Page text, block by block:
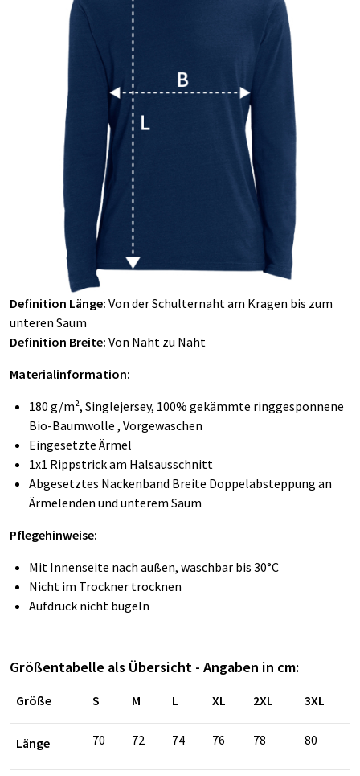
Definition Länge: Von der Schulternaht am Kragen bis zum
unteren Saum
Definition Breite: Von Naht zu Naht
Materialinformation:
180 g/m², Singlejersey, 100% gekämmte ringgesponnene
Bio-Baumwolle , Vorgewaschen
Eingesetzte Ärmel
1x1 Rippstrick am Halsausschnitt
Abgesetztes Nackenband Breite Doppelabsteppung an
Ärmelenden und unterem Saum
Pflegehinweise:
Mit Innenseite nach außen, waschbar bis 30°C
Nicht im Trockner trocknen
Aufdruck nicht bügeln
Größentabelle als Übersicht - Angaben in cm:
Größe S M L XL 2XL 3XL
Länge 70 72 74 76 78 80